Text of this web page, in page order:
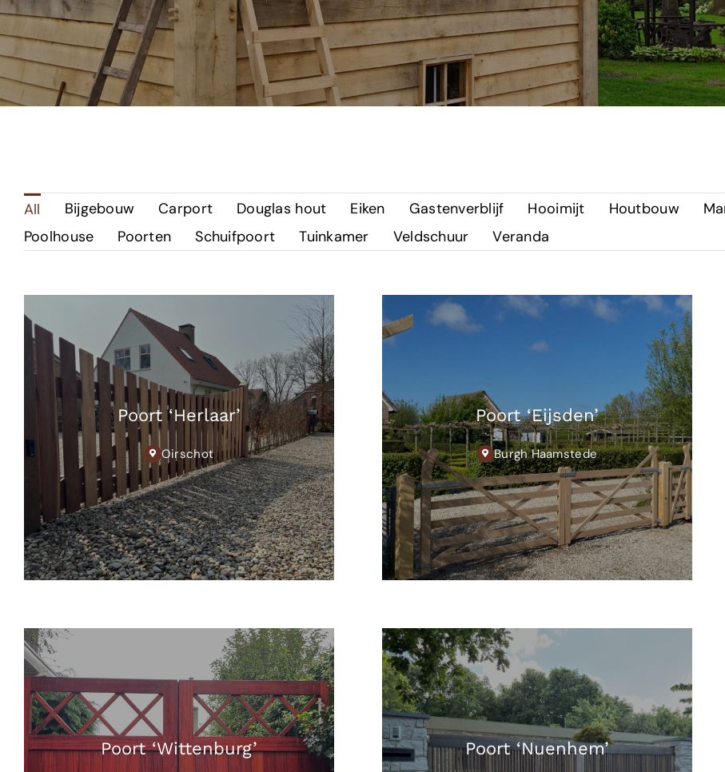
All Bijgebouw Carport Douglas hout Eiken Gastenverblijf Hooimijt Houtbouw
Poolhouse
Poorten Schuifpoort Tuinkamer Veldschuur Veranda
Poort ‘Herlaar’
Oirschot
Poort ‘Eijsden’
Burgh Haamstede
Poort ‘Wittenburg’ Poort ‘Nuenhem’